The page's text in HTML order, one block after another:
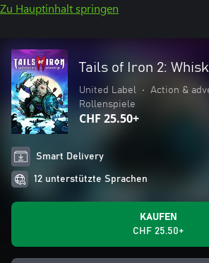
Zu Hauptinhalt springen
Tails of Iron 2:
United Label • Action &
Rollenspiele
CHF 25.50+
Smart Delivery
12 unterstützte Sprachen
KAUFEN
CHF 25.50+